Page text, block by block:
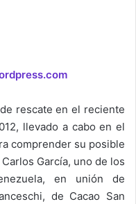
rescate en el reciente
llevado a cabo en el
comprender su posible
García, uno de los
en unión de
de Cacao San